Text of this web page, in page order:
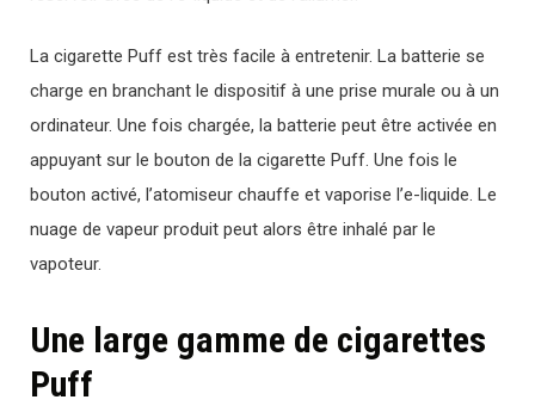
La cigarette Puff est très facile à entretenir. La batterie se
charge en branchant le dispositif à une prise murale ou à un
ordinateur. Une fois chargée, la batterie peut être activée en
appuyant sur le bouton de la cigarette Puff. Une fois le
bouton activé, l’atomiseur chauffe et vaporise l’e-liquide. Le
nuage de vapeur produit peut alors être inhalé par le
vapoteur.
Une large gamme de cigarettes
Puff